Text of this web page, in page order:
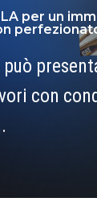
per un
con